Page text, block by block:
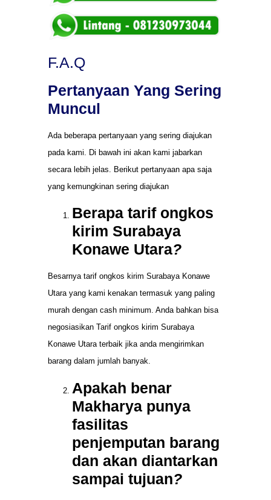
F.A.Q
Pertanyaan Yang Sering
Muncul
Ada beberapa pertanyaan yang sering diajukan
pada kami. Di bawah ini akan kami jabarkan
secara lebih jelas. Berikut pertanyaan apa saja
yang kemungkinan sering diajukan
Berapa tarif ongkos
kirim Surabaya
Konawe Utara?
Besarnya tarif ongkos kirim Surabaya Konawe
Utara yang kami kenakan termasuk yang paling
murah dengan cash minimum. Anda bahkan bisa
negosiasikan Tarif ongkos kirim Surabaya
Konawe Utara terbaik jika anda mengirimkan
barang dalam jumlah banyak.
Apakah benar
Makharya punya
fasilitas
penjemputan barang
dan akan diantarkan
sampai tujuan?